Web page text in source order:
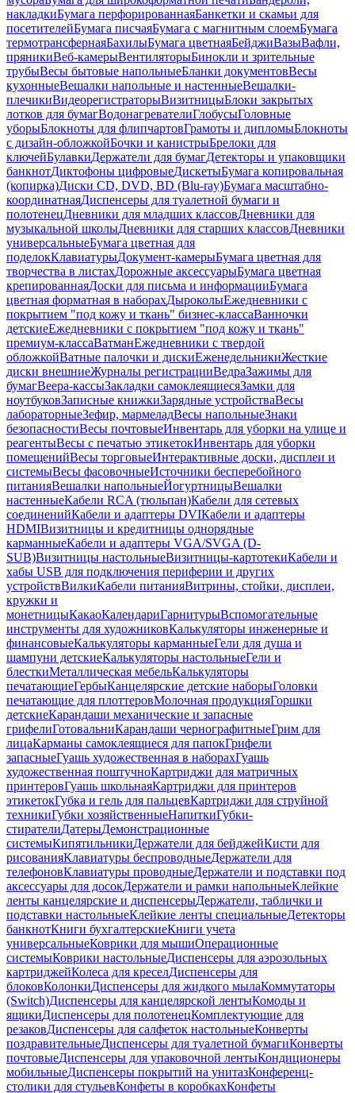
накладкиБумага перфорированнаяБанкетки и скамьи для
посетителейБумага писчаяБумага с магнитным слоемБумага
термотрансфернаяБахилыБумага цветнаяБейджиВазыВафли,
пряникиВеб-камерыВентиляторыБинокли и зрительные
трубыВесы бытовые напольныеБланки документовВесы
кухонныеВешалки напольные и настенныеВешалки-
плечикиВидеорегистраторыВизитницыБлоки закрытых
лотков для бумагВодонагревателиГлобусыГоловные
уборыБлокноты для флипчартовГрамоты и дипломыБлокноты
с дизайн-обложкойБочки и канистрыБрелоки для
ключейБулавкиДержатели для бумагДетекторы и упаковщики
банкнотДиктофоны цифровыеДискетыБумага копировальная
(копирка)Диски CD, DVD, BD (Blu-ray)Бумага масштабно-
координатнаяДиспенсеры для туалетной бумаги и
полотенецДневники для младших классовДневники для
музыкальной школыДневники для старших классовДневники
универсальныеБумага цветная для
поделокКлавиатурыДокумент-камерыБумага цветная для
творчества в листахДорожные аксессуарыБумага цветная
крепированнаяДоски для письма и информацииБумага
цветная форматная в наборахДыроколыЕжедневники с
покрытием "под кожу и ткань" бизнес-классаВанночки
детскиеЕжедневники с покрытием "под кожу и ткань"
премиум-классаВатманЕжедневники с твердой
обложкойВатные палочки и дискиЕженедельникиЖесткие
диски внешниеЖурналы регистрацииВедраЗажимы для
бумагВеера-кассыЗакладки самоклеящиесяЗамки для
ноутбуковЗаписные книжкиЗарядные устройстваВесы
лабораторныеЗефир, мармеладВесы напольныеЗнаки
безопасностиВесы почтовыеИнвентарь для уборки на улице и
реагентыВесы с печатью этикетокИнвентарь для уборки
помещенийВесы торговыеИнтерактивные доски, дисплеи и
системыВесы фасовочныеИсточники бесперебойного
питанияВешалки напольныеЙогуртницыВешалки
настенныеКабели RCA (тюльпан)Кабели для сетевых
соединенийКабели и адаптеры DVIКабели и адаптеры
HDMIВизитницы и кредитницы однорядные
карманныеКабели и адаптеры VGA/SVGA (D-
SUB)Визитницы настольныеВизитницы-картотекиКабели и
хабы USB для подключения периферии и других
устройствВилкиКабели питанияВитрины, стойки, дисплеи,
кружки и
монетницыКакаоКалендариГарнитурыВспомогательные
инструменты для художниковКалькуляторы инженерные и
финансовыеКалькуляторы карманныеГели для душа и
шампуни детскиеКалькуляторы настольныеГели и
блесткиМеталлическая мебельКалькуляторы
печатающиеГербыКанцелярские детские наборыГоловки
печатающие для плоттеровМолочная продукцияГоршки
детскиеКарандаши механические и запасные
грифелиГотовальниКарандаши чернографитныеГрим для
лицаКарманы самоклеящиеся для папокГрифели
запасныеГуашь художественная в наборахГуашь
художественная поштучноКартриджи для матричных
принтеровГуашь школьнаяКартриджи для принтеров
этикетокГубка и гель для пальцевКартриджи для струйной
техникиГубки хозяйственныеНапиткиГубки-
стирателиДатерыДемонстрационные
системыКипятильникиДержатели для бейджейКисти для
рисованияКлавиатуры беспроводныеДержатели для
телефоновКлавиатуры проводныеДержатели и подставки под
аксессуары для досокДержатели и рамки напольныеКлейкие
ленты канцелярские и диспенсерыДержатели, таблички и
подставки настольныеКлейкие ленты специальныеДетекторы
банкнотКниги бухгалтерскиеКниги учета
универсальныеКоврики для мышиОперационные
системыКоврики настольныеДиспенсеры для аэрозольных
картриджейКолеса для креселДиспенсеры для
блоковКолонкиДиспенсеры для жидкого мылаКоммутаторы
(Switch)Диспенсеры для канцелярской лентыКомоды и
ящикиДиспенсеры для полотенецКомплектующие для
резаковДиспенсеры для салфеток настольныеКонверты
поздравительныеДиспенсеры для туалетной бумагиКонверты
почтовыеДиспенсеры для упаковочной лентыКондиционеры
мобильныеДиспенсеры покрытий на унитазКонференц-
столики для стульевКонфеты в коробкахКонфеты